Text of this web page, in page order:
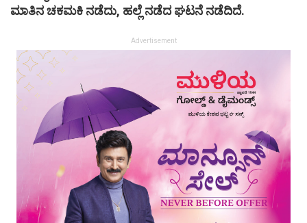
ಮಾತಿನ ಚಕಮಕಿ ನಡೆದು, ಹಲ್ಲೆ ನಡೆದ ಘಟನೆ ನಡೆದಿದೆ.
Advertisement